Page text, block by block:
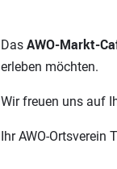
DasAWO-Markt-
erleben möchten.
Wir freuen uns auf
Ihr AWO-